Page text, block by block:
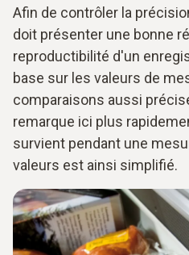
Afin de contrôler la
doit présenter une bonne
reproductibilité d'un
base sur les valeurs de
comparaisons aussi
remarque ici plus
survient pendant une
valeurs est ainsi simplifié.